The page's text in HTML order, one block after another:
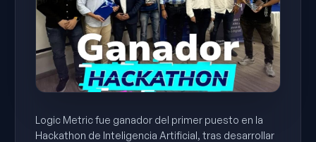
Logic Metric fue ganador del primer puesto en la
Hackathon de Inteligencia Artificial, tras desarrollar